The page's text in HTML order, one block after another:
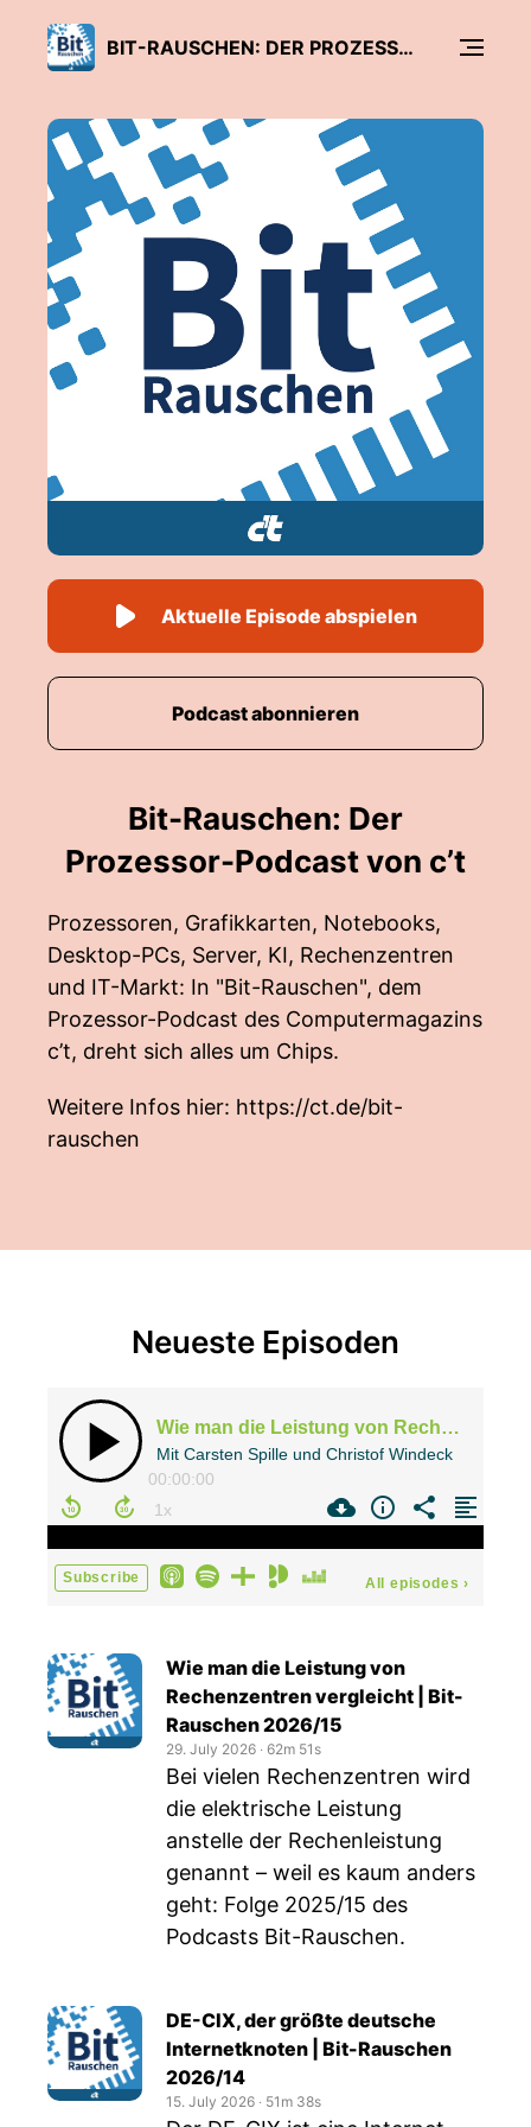
BIT-RAUSCHEN: DER PROZESSOR-PODCAST VON C’T
Bit-Rauschen: Der
Prozessor-Podcast von c’t
Prozessoren, Grafikkarten, Notebooks,
Desktop-PCs, Server, KI, Rechenzentren
und IT-Markt: In "Bit-Rauschen", dem
Prozessor-Podcast des Computermagazins
c’t, dreht sich alles um Chips.
Weitere Infos hier: https://ct.de/bit-
rauschen
Aktuelle Episode abspielen
Podcast abonnieren
Neueste Episoden
Wie man die Leistung von Rechenzentren vergleicht | Bit-Rauschen 2026/15
Mit Carsten Spille und Christof Windeck
00:00:00
Subscribe All episodes ›
Wie man die Leistung von
Rechenzentren vergleicht | Bit-
Rauschen 2026/15
29. July 2026 ‧ 62m 51s
Bei vielen Rechenzentren wird
die elektrische Leistung
anstelle der Rechenleistung
genannt – weil es kaum anders
geht: Folge 2025/15 des
Podcasts Bit-Rauschen.
DE-CIX, der größte deutsche
Internetknoten | Bit-Rauschen
2026/14
15. July 2026 ‧ 51m 38s